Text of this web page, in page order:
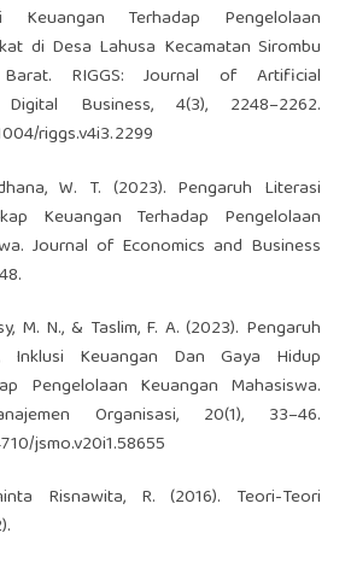
Keuangan Terhadap Pengelolaan
di Desa Lahusa Kecamatan Sirombu
RIGGS: Journal of Artificial
Business, 4(3), 2248–2262.
riggs.v4i3.2299
W. T. (2023). Pengaruh Literasi
Keuangan Terhadap Pengelolaan
Journal of Economics and Business
M. N., & Taslim, F. A. (2023). Pengaruh
Inklusi Keuangan Dan Gaya Hidup
Pengelolaan Keuangan Mahasiswa.
Organisasi, 20(1), 33–46.
jsmo.v20i1.58655
Risnawita, R. (2016). Teori-Teori